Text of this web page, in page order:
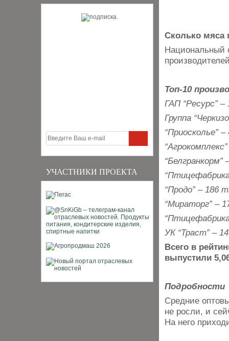
УЧАСТНИКИ ПРОЕКТА
Сколько мяса
Национальный
Топ-10
ГАП “Ресурс”
Группа
“Приосколье”
“Продо” – 186
“Мираторг” –
УК “Траст” –
Всего в
выпустили
Подробности
Средние
не росли, и
На него